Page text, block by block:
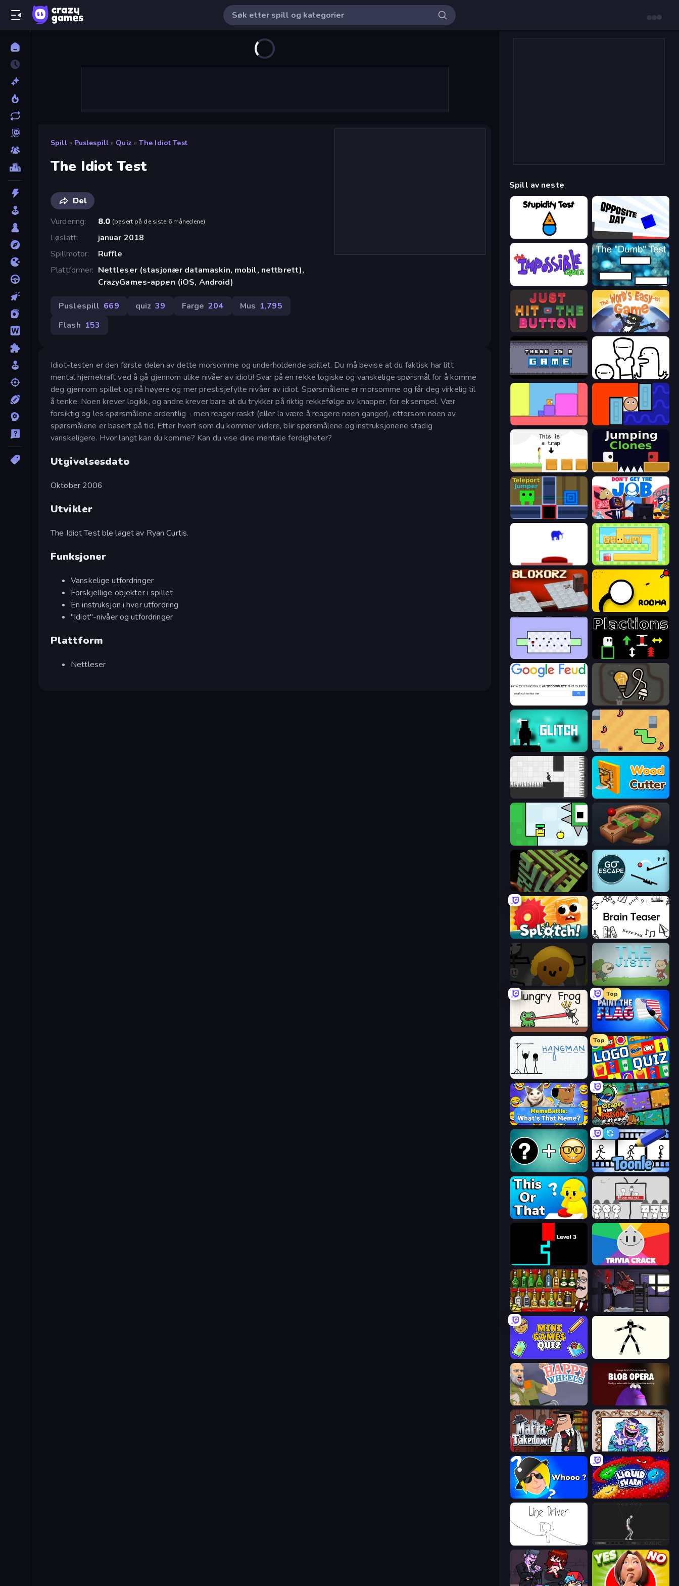
Spill » Puslespill » Quiz » The Idiot Test
The Idiot Test
Del
Vurdering
8.0 (basert på de siste 6 månedene)
Løslatt
januar 2018
Spillmotor
Ruffle
Plattformer Nettleser (stasjonær datamaskin, mobil, nettbrett),
CrazyGames-appen (iOS, Android)
Puslespill 669 quiz 39 Farge 204 Mus 1,795
Flash 153
Idiot-testen er den første delen av dette morsomme og underholdende spillet. Du må bevise at du faktisk har litt
mental hjernekraft ved å gå gjennom ulike nivåer av idioti! Svar på en rekke logiske og vanskelige spørsmål for å komme
deg gjennom spillet og nå høyere og mer prestisjefylte nivåer av idiot. Spørsmålene er morsomme og får deg virkelig til
å tenke. Noen krever logikk, og andre krever bare at du trykker på riktig rekkefølge av knapper, for eksempel. Vær
forsiktig og les spørsmålene ordentlig - men reager raskt (eller la være å reagere noen ganger), ettersom noen av
spørsmålene er basert på tid. Etter hvert som du kommer videre, blir spørsmålene og instruksjonene stadig
vanskeligere. Hvor langt kan du komme? Kan du vise dine mentale ferdigheter?
Utgivelsesdato
Oktober 2006
Utvikler
The Idiot Test ble laget av Ryan Curtis.
Funksjoner
Vanskelige utfordringer
Forskjellige objekter i spillet
En instruksjon i hver utfordring
"Idiot"-nivåer og utfordringer
Plattform
Nettleser
Spill av neste
Stupidity Test Opposite Day
The Dumb Test
Just Hit the Button
There Is No Game I Don't Even Know
Lava and Aqua
The Unfair Platformer Jumping Clones
Teleport Jumper Don't Get the Job
This Is The Only Level Growmi
Bloxorz Rodha
World's Hardest Game Plactions
Light The Lamp
SSSPICY!
Wood Cutter - Saw
Marble Run
Maze Planet 3D
Splotch! Brain Teaser
The Visit
Hungry Frog
Top
Paint the Flag
Hangman
Top
Logo Quiz: Game World Trivia
MemeBattle: What's That Meme? Escape From Prison Multiplayer
Toonle
ToT or Trivia We Become What We Behold
Scary Maze Trivia Crack
Bartender The Right Mix The Visitor
Mini Games Quiz Stick Animator
Happy Wheels Blob Opera
Mafia Takedown Exhibit of Sorrows
Whooo? Liquid Swarm
Skeleton Simulator